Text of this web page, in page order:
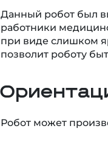
Данный робот был
работники
при виде слишком
позволит роботу
Робот может